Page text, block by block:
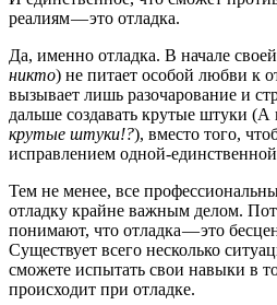
реалиям — это отладка.
Да, именно отладка. В начале
никто) не питает особой любви к
вызывает лишь разочарование и
дальше создавать крутые штуки (А
крутые штуки!?), вместо того,
исправлением одной-
Тем не менее, все
отладку крайне важным делом.
понимают, что отладка — это
Существует всего несколько
сможете испытать свои навыки в
происходит при отладке.